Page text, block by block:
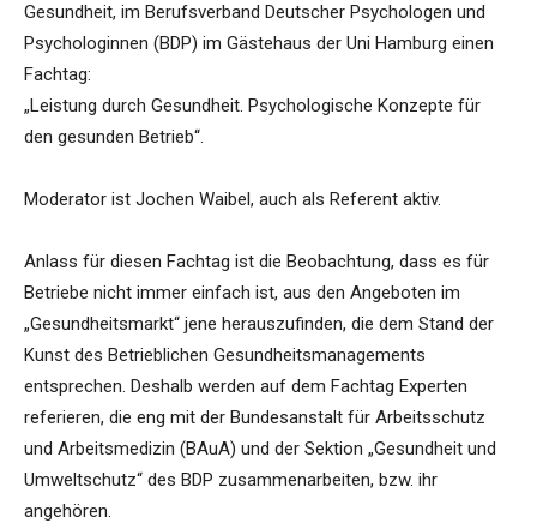
Gesundheit, im Berufsverband Deutscher Psychologen und
Psychologinnen (BDP) im Gästehaus der Uni Hamburg einen
Fachtag:
„Leistung durch Gesundheit. Psychologische Konzepte für
den gesunden Betrieb“.
Moderator ist Jochen Waibel, auch als Referent aktiv.
Anlass für diesen Fachtag ist die Beobachtung, dass es für
Betriebe nicht immer einfach ist, aus den Angeboten im
„Gesundheitsmarkt“ jene herauszufinden, die dem Stand der
Kunst des Betrieblichen Gesundheitsmanagements
entsprechen. Deshalb werden auf dem Fachtag Experten
referieren, die eng mit der Bundesanstalt für Arbeitsschutz
und Arbeitsmedizin (BAuA) und der Sektion „Gesundheit und
Umweltschutz“ des BDP zusammenarbeiten, bzw. ihr
angehören.